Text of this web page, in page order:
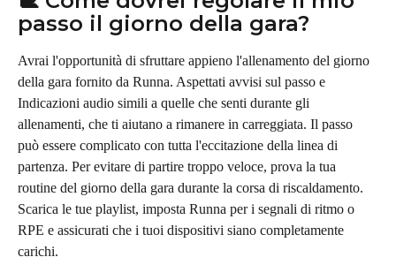
passo il giorno della gara?
Avrai l'opportunità di sfruttare appieno l'allenamento del giorno
della gara fornito da Runna. Aspettati avvisi sul passo e
Indicazioni audio simili a quelle che senti durante gli
allenamenti, che ti aiutano a rimanere in carreggiata. Il passo
può essere complicato con tutta l'eccitazione della linea di
partenza. Per evitare di partire troppo veloce, prova la tua
routine del giorno della gara durante la corsa di riscaldamento.
Scarica le tue playlist, imposta Runna per i segnali di ritmo o
RPE e assicurati che i tuoi dispositivi siano completamente
carichi.